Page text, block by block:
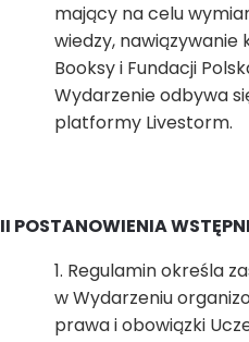
mający na celu
wiedzy,
Booksy i Fundacji
Wydarzenie odbywa
platformy Livestorm.
II POSTANOWIENIA
Regulamin określa
w Wydarzeniu
prawa i obowiązki